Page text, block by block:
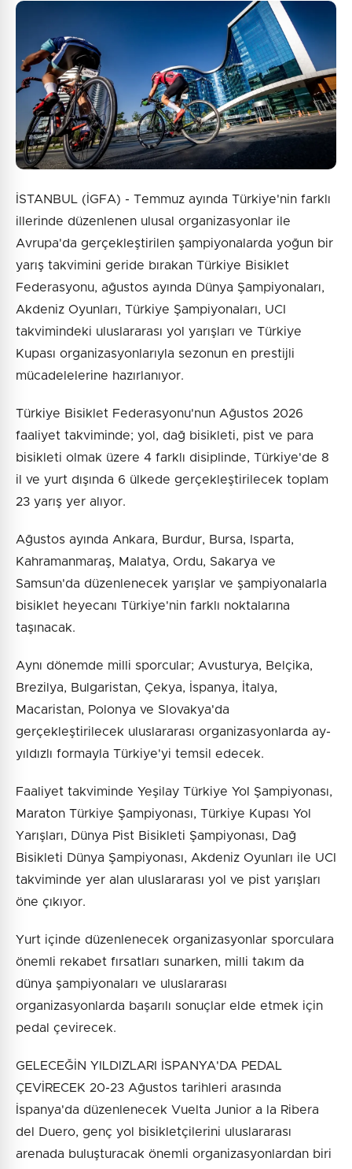
İSTANBUL (İGFA) - Temmuz ayında Türkiye'nin farklı
illerinde düzenlenen ulusal organizasyonlar ile
Avrupa'da gerçekleştirilen şampiyonalarda yoğun bir
yarış takvimini geride bırakan Türkiye Bisiklet
Federasyonu, ağustos ayında Dünya Şampiyonaları,
Akdeniz Oyunları, Türkiye Şampiyonaları, UCI
takvimindeki uluslararası yol yarışları ve Türkiye
Kupası organizasyonlarıyla sezonun en prestijli
mücadelelerine hazırlanıyor.
Türkiye Bisiklet Federasyonu'nun Ağustos 2026
faaliyet takviminde; yol, dağ bisikleti, pist ve para
bisikleti olmak üzere 4 farklı disiplinde, Türkiye'de 8
il ve yurt dışında 6 ülkede gerçekleştirilecek toplam
23 yarış yer alıyor.
Ağustos ayında Ankara, Burdur, Bursa, Isparta,
Kahramanmaraş, Malatya, Ordu, Sakarya ve
Samsun'da düzenlenecek yarışlar ve şampiyonalarla
bisiklet heyecanı Türkiye'nin farklı noktalarına
taşınacak.
Aynı dönemde milli sporcular; Avusturya, Belçika,
Brezilya, Bulgaristan, Çekya, İspanya, İtalya,
Macaristan, Polonya ve Slovakya'da
gerçekleştirilecek uluslararası organizasyonlarda ay-
yıldızlı formayla Türkiye'yi temsil edecek.
Faaliyet takviminde Yeşilay Türkiye Yol Şampiyonası,
Maraton Türkiye Şampiyonası, Türkiye Kupası Yol
Yarışları, Dünya Pist Bisikleti Şampiyonası, Dağ
Bisikleti Dünya Şampiyonası, Akdeniz Oyunları ile UCI
takviminde yer alan uluslararası yol ve pist yarışları
öne çıkıyor.
Yurt içinde düzenlenecek organizasyonlar sporculara
önemli rekabet fırsatları sunarken, milli takım da
dünya şampiyonaları ve uluslararası
organizasyonlarda başarılı sonuçlar elde etmek için
pedal çevirecek.
GELECEĞİN YILDIZLARI İSPANYA'DA PEDAL
ÇEVİRECEK 20-23 Ağustos tarihleri arasında
İspanya'da düzenlenecek Vuelta Junior a la Ribera
del Duero, genç yol bisikletçilerini uluslararası
arenada buluşturacak önemli organizasyonlardan biri